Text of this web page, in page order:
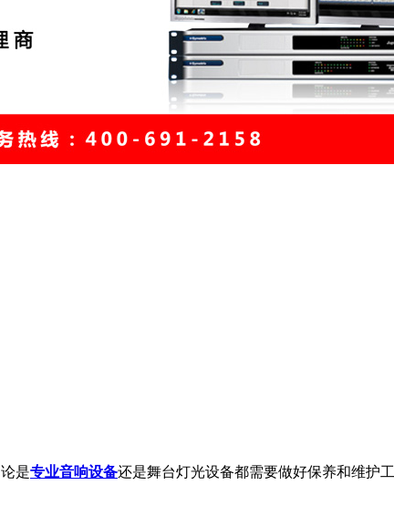
是专业音响设备还是舞台灯光设备都需要做好保养和维护